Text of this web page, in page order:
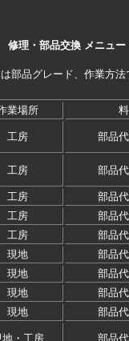
修理・部品交換 メニュー
部品グレード、作業方
業場所
工房 部品
工房 部品
工房
部品
工房
部品
工房
部品
現地
部品
現地
部品
現地
部品
現地
部品
地・工房 部品